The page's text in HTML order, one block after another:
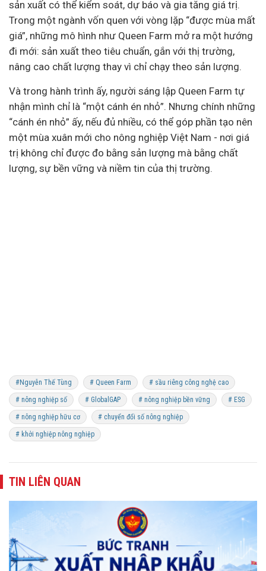
sản xuất có thể kiểm soát, dự báo và gia tăng giá trị.
Trong một ngành vốn quen với vòng lặp “được mùa mất
giá”, những mô hình như Queen Farm mở ra một hướng
đi mới: sản xuất theo tiêu chuẩn, gắn với thị trường,
nâng cao chất lượng thay vì chỉ chạy theo sản lượng.
Và trong hành trình ấy, người sáng lập Queen Farm tự
nhận mình chỉ là “một cánh én nhỏ”. Nhưng chính những
“cánh én nhỏ” ấy, nếu đủ nhiều, có thể góp phần tạo nên
một mùa xuân mới cho nông nghiệp Việt Nam - nơi giá
trị không chỉ được đo bằng sản lượng mà bằng chất
lượng, sự bền vững và niềm tin của thị trường.
#Nguyễn Thế Tùng # Queen Farm # sầu riêng công nghệ cao
# nông nghiệp số # GlobalGAP # nông nghiệp bền vững # ESG
# nông nghiệp hữu cơ # chuyển đổi số nông nghiệp
# khởi nghiệp nông nghiệp
TIN LIÊN QUAN